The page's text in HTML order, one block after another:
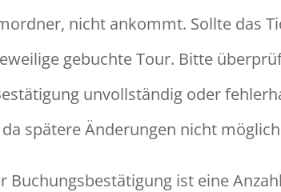
nicht ankommt. Sollte das
gebuchte Tour. Bitte
unvollständig oder
spätere Änderungen nicht
Buchungsbestätigung ist eine